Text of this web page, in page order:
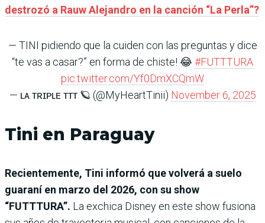
destrozó a Rauw Alejandro en la canción “La Perla”?
— TINI pidiendo que la cuiden con las preguntas y dice
“te vas a casar?” en forma de chiste! 😂 #FUTTTURA
pic.twitter.com/Yf0DmXCQmW
— ʟᴀ ᴛʀɪᴘʟᴇ ᴛᴛᴛ 🪐 (@MyHeartTinii) November 6, 2025
Tini en Paraguay
Recientemente, Tini informó que volverá a suelo
guaraní en marzo del 2026, con su show
“FUTTTURA”. La exchica Disney en este show fusiona